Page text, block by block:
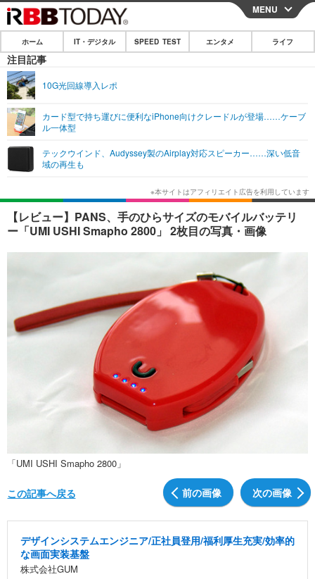
CLOSE
ホーム
IT・デジタル
ネタ
ショッピング その他
SPEED TEST
エンタメ
エンタメTOP
韓国・芸能
音楽 スポーツ
ショッピング その他
ライフ
ライフTOP グルメ
ペット ショッピング
その他
リリース一覧
プッシュ通知の停止方法
MENU
ホーム IT・デジタル SPEED TEST エンタメ ライフ
注目記事
10G光回線導入レポ
カード型で持ち運びに便利なiPhone向けクレードルが登場……ケーブ
ル一体型
テックウインド、Audyssey製のAirplay対応スピーカー……深い低音
域の再生も
【レビュー】PANS、手のひらサイズのモバイルバッテリ
ー「UMI USHI Smapho 2800」 2枚目の写真・画像
「UMI USHI Smapho 2800」
前の画像 次の画像
この記事へ戻る
デザインシステムエンジニア/正社員登用/福利厚生充実/効率的
な画面実装基盤
株式会社GUM